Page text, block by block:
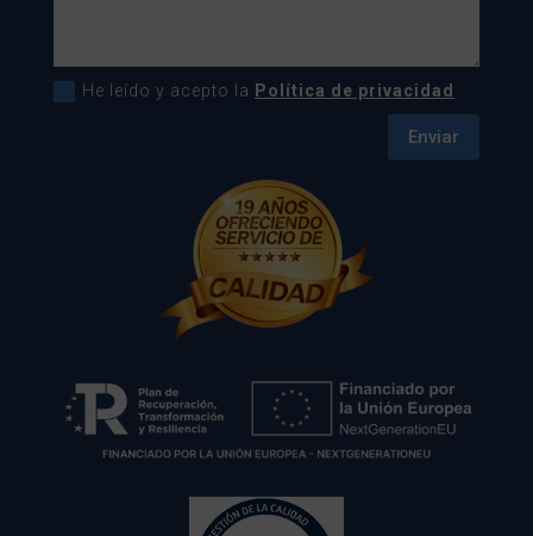
He leído y acepto la Política de privacidad
Enviar